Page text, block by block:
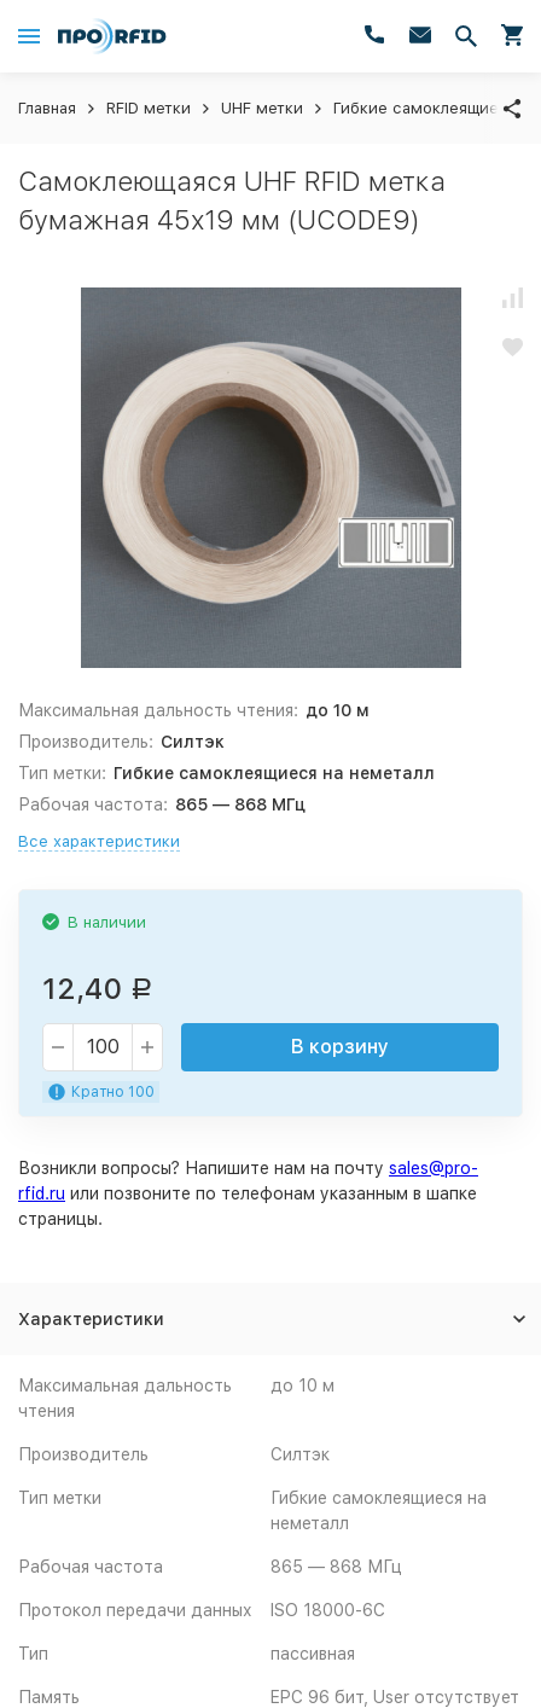
Главная RFID метки UHF метки Гибкие самоклеящиеся
Самоклеющаяся UHF RFID метка
бумажная 45х19 мм (UCODE9)
Максимальная дальность чтения: до 10 м
Производитель: Cилтэк
Тип метки: Гибкие самоклеящиеся на неметалл
Рабочая частота: 865 — 868 МГц
Все характеристики
В наличии
12,40 Р
В корзину
Кратно 100
Возникли вопросы? Напишите нам на почту sales@pro-
rfid.ru или позвоните по телефонам указанным в шапке
страницы.
Характеристики
Максимальная дальность
чтения
до 10 м
Производитель Cилтэк
Тип метки
Гибкие самоклеящиеся на
неметалл
Рабочая частота 865 — 868 МГц
Протокол передачи данных ISO 18000-6C
Тип пассивная
Память EPC 96 бит, User отсутствует